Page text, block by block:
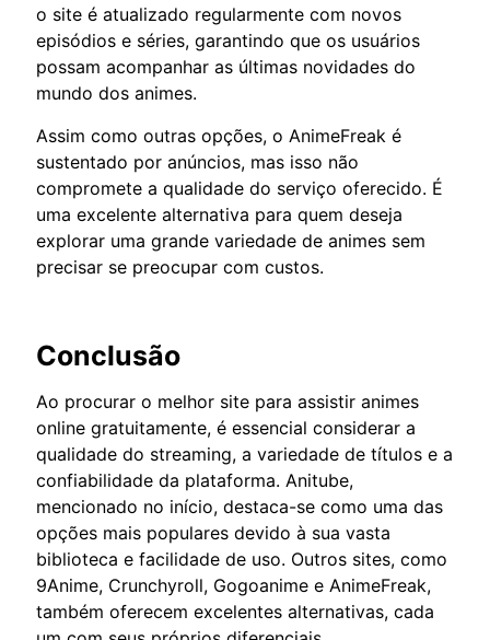
o site é atualizado regularmente com novos
episódios e séries, garantindo que os usuários
possam acompanhar as últimas novidades do
mundo dos animes.
Assim como outras opções, o AnimeFreak é
sustentado por anúncios, mas isso não
compromete a qualidade do serviço oferecido. É
uma excelente alternativa para quem deseja
explorar uma grande variedade de animes sem
precisar se preocupar com custos.
Conclusão
Ao procurar o melhor site para assistir animes
online gratuitamente, é essencial considerar a
qualidade do streaming, a variedade de títulos e a
confiabilidade da plataforma. Anitube,
mencionado no início, destaca-se como uma das
opções mais populares devido à sua vasta
biblioteca e facilidade de uso. Outros sites, como
9Anime, Crunchyroll, Gogoanime e AnimeFreak,
também oferecem excelentes alternativas, cada